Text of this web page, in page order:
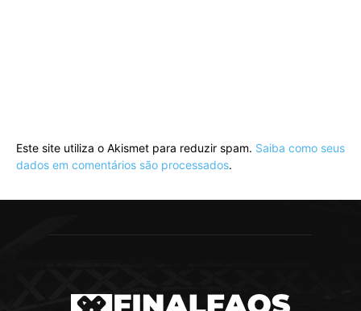
Este site utiliza o Akismet para reduzir spam. Saiba como seus
dados em comentários são processados.